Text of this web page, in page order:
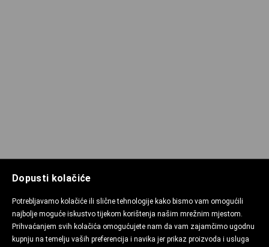
Dopusti kolačiće
Potrebljavamo kolačiće ili slične tehnologije kako bismo vam omogućili
najbolje moguće iskustvo tijekom korištenja našim mrežnim mjestom.
Prihvaćanjem svih kolačića omogućujete nam da vam zajamčimo ugodnu
kupnju na temelju vaših preferencija i navika jer prikaz proizvoda i usluga